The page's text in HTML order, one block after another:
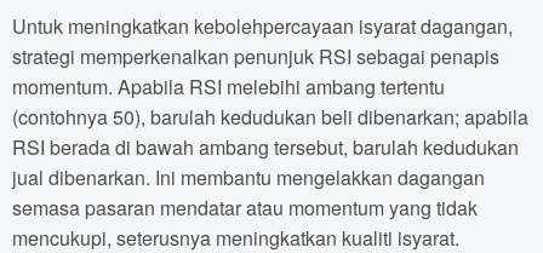
Untuk meningkatkan kebolehpercayaan isyarat dagangan,
strategi memperkenalkan penunjuk RSI sebagai penapis
momentum. Apabila RSI melebihi ambang tertentu
(contohnya 50), barulah kedudukan beli dibenarkan; apabila
RSI berada di bawah ambang tersebut, barulah kedudukan
jual dibenarkan. Ini membantu mengelakkan dagangan
semasa pasaran mendatar atau momentum yang tidak
mencukupi, seterusnya meningkatkan kualiti isyarat.